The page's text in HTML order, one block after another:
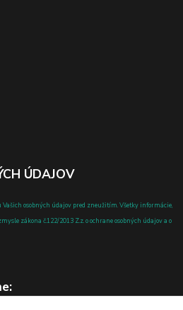
ÚDAJOV
osobných údajov pred zneužitím. Všetky informácie,
zákona č.122/2013 Z.z. o ochrane osobných údajov a o